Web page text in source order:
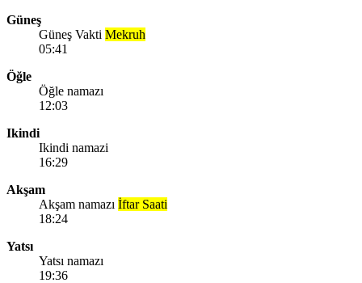
Güneş
Güneş Vakti Mekruh
05:41
Öğle
Öğle namazı
12:03
Ikindi
Ikindi namazi
16:29
Akşam
Akşam namazı İftar Saati
18:24
Yatsı
Yatsı namazı
19:36